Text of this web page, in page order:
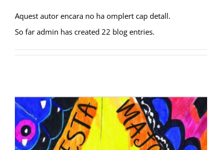
Aquest autor encara no ha omplert cap detall.
So far admin has created 22 blog entries.